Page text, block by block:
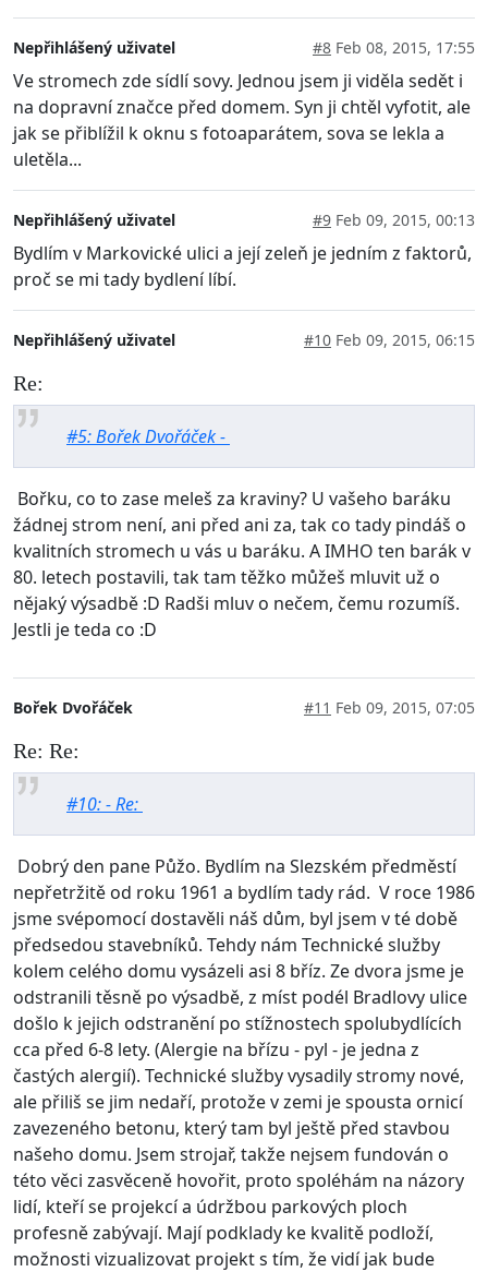
Nepřihlášený uživatel #8 Feb 08, 2015, 17:55
Ve stromech zde sídlí sovy. Jednou jsem ji viděla sedět i
na dopravní značce před domem. Syn ji chtěl vyfotit, ale
jak se přiblížil k oknu s fotoaparátem, sova se lekla a
uletěla...
Nepřihlášený uživatel #9 Feb 09, 2015, 00:13
Bydlím v Markovické ulici a její zeleň je jedním z faktorů,
proč se mi tady bydlení líbí.
Nepřihlášený uživatel #10 Feb 09, 2015, 06:15
Re:
#5: Bořek Dvořáček -
Bořku, co to zase meleš za kraviny? U vašeho baráku
žádnej strom není, ani před ani za, tak co tady pindáš o
kvalitních stromech u vás u baráku. A IMHO ten barák v
80. letech postavili, tak tam těžko můžeš mluvit už o
nějaký výsadbě :D Radši mluv o nečem, čemu rozumíš.
Jestli je teda co :D
Bořek Dvořáček #11 Feb 09, 2015, 07:05
Re: Re:
#10: - Re:
Dobrý den pane Půžo. Bydlím na Slezském předměstí
nepřetržitě od roku 1961 a bydlím tady rád. V roce 1986
jsme svépomocí dostavěli náš dům, byl jsem v té době
předsedou stavebníků. Tehdy nám Technické služby
kolem celého domu vysázeli asi 8 bříz. Ze dvora jsme je
odstranili těsně po výsadbě, z míst podél Bradlovy ulice
došlo k jejich odstranění po stížnostech spolubydlících
cca před 6-8 lety. (Alergie na břízu - pyl - je jedna z
častých alergií). Technické služby vysadily stromy nové,
ale přiliš se jim nedaří, protože v zemi je spousta ornicí
zavezeného betonu, který tam byl ještě před stavbou
našeho domu. Jsem strojař, takže nejsem fundován o
této věci zasvěceně hovořit, proto spoléhám na názory
lidí, kteří se projekcí a údržbou parkových ploch
profesně zabývají. Mají podklady ke kvalitě podloží,
možnosti vizualizovat projekt s tím, že vidí jak bude